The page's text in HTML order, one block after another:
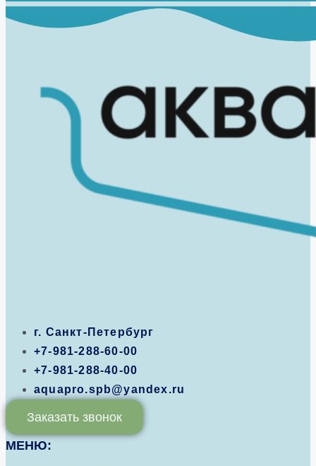
г. Санкт-Петербург
+7-981-288-60-00
+7-981-288-40-00
aquapro.spb@yandex.ru
Заказать звонок
МЕНЮ: